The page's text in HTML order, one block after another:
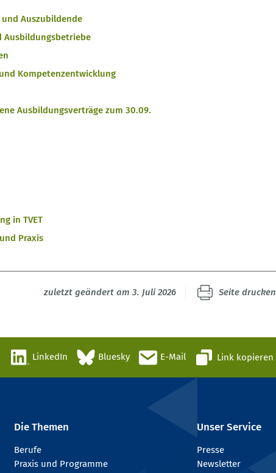
Auszubildende
Ausbildungsbetriebe
Kompetenzentwicklung
Ausbildungsverträge zum 30.09.
in TVET
Praxis
zuletzt geändert am 3. Juli 2026 Seite drucken
LinkedIn Bluesky E-Mail Link kopieren
Die Themen
Berufe
Praxis und Programme
Unser Service
Presse
Newsletter